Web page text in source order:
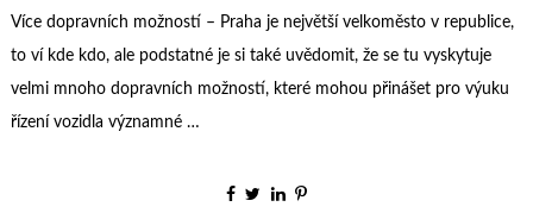
Více dopravních možností – Praha je největší velkoměsto v republice,
to ví kde kdo, ale podstatné je si také uvědomit, že se tu vyskytuje
velmi mnoho dopravních možností, které mohou přinášet pro výuku
řízení vozidla významné …